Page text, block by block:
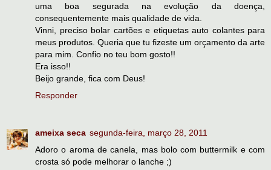
uma boa segurada na evolução da doença,
consequentemente mais qualidade de vida.
Vinni, preciso bolar cartões e etiquetas auto colantes para
meus produtos. Queria que tu fizeste um orçamento da arte
para mim. Confio no teu bom gosto!!
Era isso!!
Beijo grande, fica com Deus!
Responder
ameixa seca segunda-feira, março 28, 2011
Adoro o aroma de canela, mas bolo com buttermilk e com
crosta só pode melhorar o lanche ;)